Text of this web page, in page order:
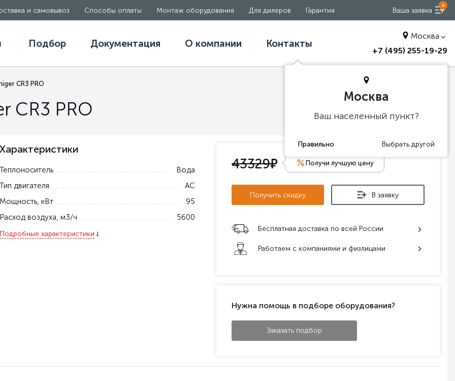
и самовывоз Способы оплаты Монтаж оборудования Для дилеров Гарантия Ваша заявка
0
Подбор Документация О компании Контакты
+7 (495) 255-19-29
Москва
Москва
Ваш населенный пункт?
CR3 PRO
CR3 PRO
Характеристики
Теплоноситель
Вода
Тип двигателя
AC
Мощность, кВт
95
Расход воздуха, м3/ч
5600
Подробные характеристики
43329е Получи лучшую цену
Получить скидку В заявку
Бесплатная доставка по всей России
Работаем с компаниями и физлицами
Нужна помощь в подборе оборудования?
Заказать подбор